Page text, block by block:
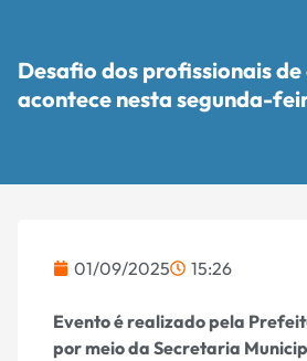
Desafio dos profissionais
acontece nesta segunda-
01/09/2025 15:26
Evento é realizado pela
por meio da Secretaria